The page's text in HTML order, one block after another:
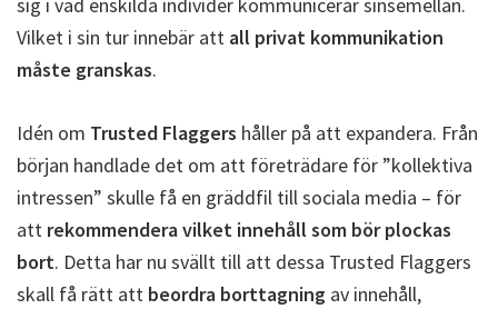
sig i vad enskilda individer kommunicerar sinsemellan.
Vilket i sin tur innebär att all privat kommunikation
måste granskas.
Idén om Trusted Flaggers håller på att expandera. Från
början handlade det om att företrädare för ”kollektiva
intressen” skulle få en gräddfil till sociala media – för
att rekommendera vilket innehåll som bör plockas
bort. Detta har nu svällt till att dessa Trusted Flaggers
skall få rätt att beordra borttagning av innehåll,